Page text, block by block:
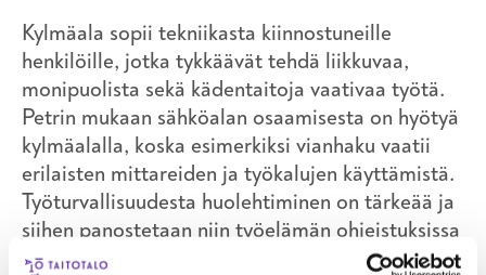
Kylmäala sopii tekniikasta kiinnostuneille
henkilöille, jotka tykkäävät tehdä liikkuvaa,
monipuolista sekä kädentaitoja vaativaa työtä.
Petrin mukaan sähköalan osaamisesta on hyötyä
kylmäalalla, koska esimerkiksi vianhaku vaatii
erilaisten mittareiden ja työkalujen käyttämistä.
Työturvallisuudesta huolehtiminen on tärkeää ja
siihen panostetaan niin työelämän ohjeistuksissa
kuin koulutuksessakin.